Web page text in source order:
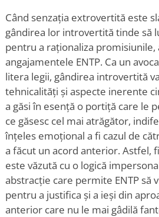
Când senzația extrovertită este
gândirea lor introvertită tinde să
pentru a raționaliza promisiunile,
angajamentele ENTP. Ca un
litera legii, gândirea introvertită
tehnicalități și aspecte inerente
a găsi în esență o portiță care le
ce găsesc cel mai atrăgător,
înțeles emoțional a fi cazul de
a făcut un acord anterior. Astfel,
este văzută cu o logică
abstracție care permite ENTP să
pentru a justifica și a ieși din
anterior care nu le mai gâdilă